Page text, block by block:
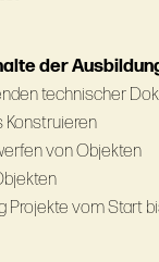
der
technischer
Konstruieren
von Objekten
Projekte vom Start